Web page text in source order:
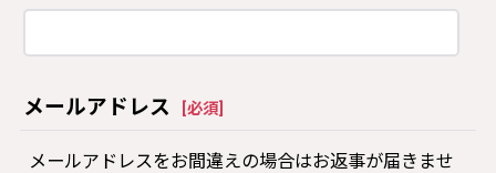
メールアドレス 必須
メールアドレスをお間違えの場合はお返事が届きませ